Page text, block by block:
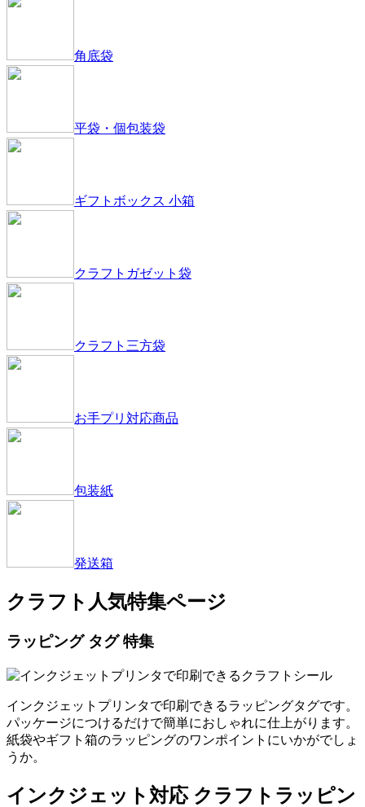
角底袋
平袋・個包装袋
ギフトボックス 小箱
クラフトガゼット袋
クラフト三方袋
お手プリ対応商品
包装紙
発送箱
クラフト人気特集ページ
ラッピング タグ 特集
インクジェットプリンタで印刷できるラッピングタグです。
パッケージにつけるだけで簡単におしゃれに仕上がります。
紙袋やギフト箱のラッピングのワンポイントにいかがでしょ
うか。
インクジェット対応 クラフトラッピン